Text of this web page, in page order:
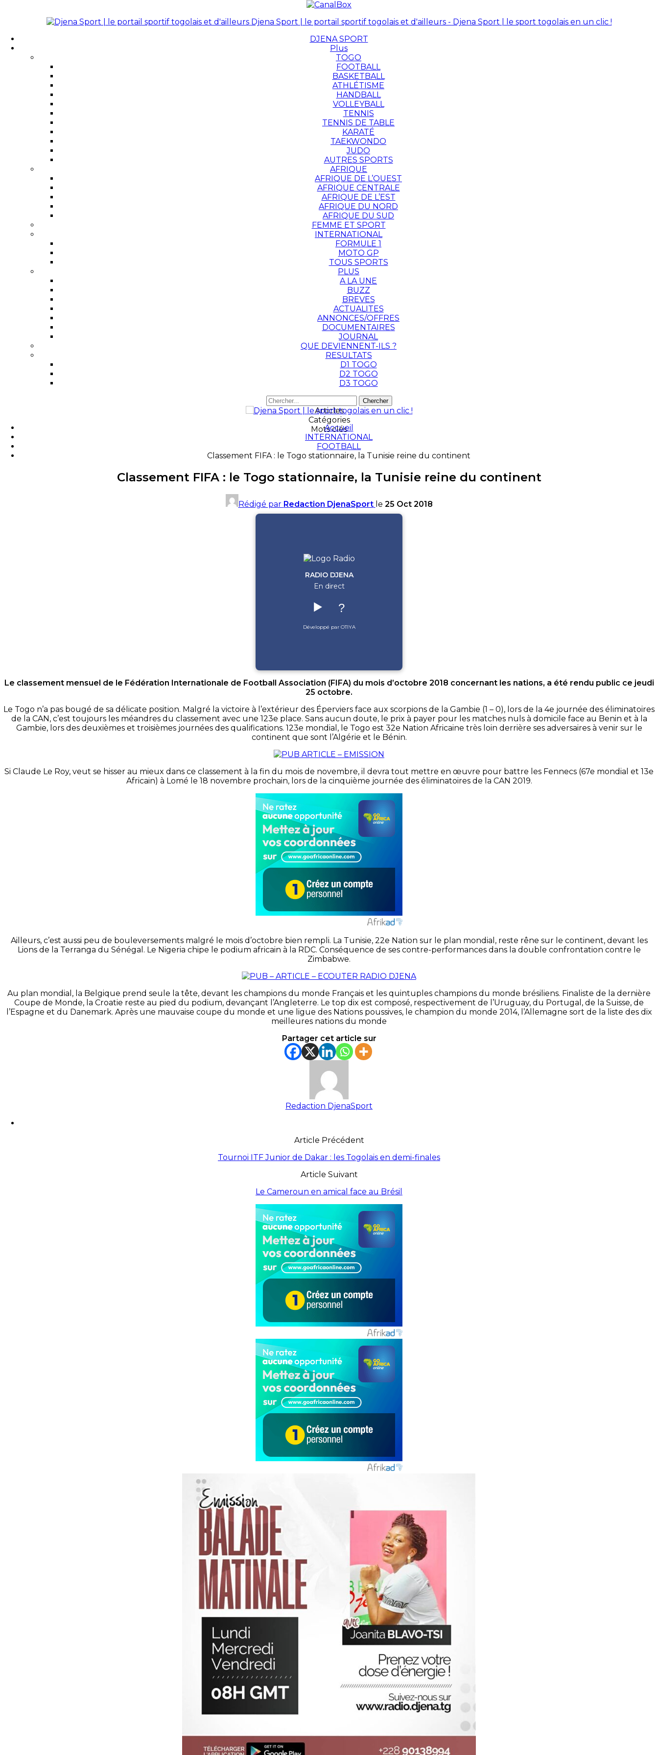
Djena Sport | le portail sportif togolais et d'ailleurs - Djena Sport | le sport togolais en un clic !
DJENA SPORT
Plus
TOGO
FOOTBALL
BASKETBALL
ATHLÉTISME
HANDBALL
VOLLEYBALL
TENNIS
TENNIS DE TABLE
KARATÉ
TAEKWONDO
JUDO
AUTRES SPORTS
AFRIQUE
AFRIQUE DE L’OUEST
AFRIQUE CENTRALE
AFRIQUE DE L’EST
AFRIQUE DU NORD
AFRIQUE DU SUD
FEMME ET SPORT
INTERNATIONAL
FORMULE 1
MOTO GP
TOUS SPORTS
PLUS
A LA UNE
BUZZ
BREVES
ACTUALITES
ANNONCES/OFFRES
DOCUMENTAIRES
JOURNAL
QUE DEVIENNENT-ILS ?
RESULTATS
D1 TOGO
D2 TOGO
D3 TOGO
Articles
Catégories
Mots clés
Accueil
INTERNATIONAL
FOOTBALL
Classement FIFA : le Togo stationnaire, la Tunisie reine du continent
Classement FIFA : le Togo stationnaire, la Tunisie reine du continent
Rédigé par Redaction DjenaSport le 25 Oct 2018
RADIO DJENA
En direct
▶️ ?
Développé par OTIYA
Le classement mensuel de le Fédération Internationale de Football Association (FIFA) du mois d’octobre 2018 concernant les nations, a été rendu public ce jeudi
25 octobre.
Le Togo n’a pas bougé de sa délicate position. Malgré la victoire à l’extérieur des Éperviers face aux scorpions de la Gambie (1 – 0), lors de la 4e journée des éliminatoires
de la CAN, c’est toujours les méandres du classement avec une 123e place. Sans aucun doute, le prix à payer pour les matches nuls à domicile face au Benin et à la
Gambie, lors des deuxièmes et troisièmes journées des qualifications. 123e mondial, le Togo est 32e Nation Africaine très loin derrière ses adversaires à venir sur le
continent que sont l’Algérie et le Bénin.
Si Claude Le Roy, veut se hisser au mieux dans ce classement à la fin du mois de novembre, il devra tout mettre en œuvre pour battre les Fennecs (67e mondial et 13e
Africain) à Lomé le 18 novembre prochain, lors de la cinquième journée des éliminatoires de la CAN 2019.
Ailleurs, c’est aussi peu de bouleversements malgré le mois d’octobre bien rempli. La Tunisie, 22e Nation sur le plan mondial, reste rêne sur le continent, devant les
Lions de la Terranga du Sénégal. Le Nigeria chipe le podium africain à la RDC. Conséquence de ses contre-performances dans la double confrontation contre le
Zimbabwe.
Au plan mondial, la Belgique prend seule la tête, devant les champions du monde Français et les quintuples champions du monde brésiliens. Finaliste de la dernière
Coupe de Monde, la Croatie reste au pied du podium, devançant l’Angleterre. Le top dix est composé, respectivement de l’Uruguay, du Portugal, de la Suisse, de
l’Espagne et du Danemark. Après une mauvaise coupe du monde et une ligue des Nations poussives, le champion du monde 2014, l’Allemagne sort de la liste des dix
meilleures nations du monde
Partager cet article sur
Redaction DjenaSport
Article Précédent
Tournoi ITF Junior de Dakar : les Togolais en demi-finales
Article Suivant
Le Cameroun en amical face au Brésil